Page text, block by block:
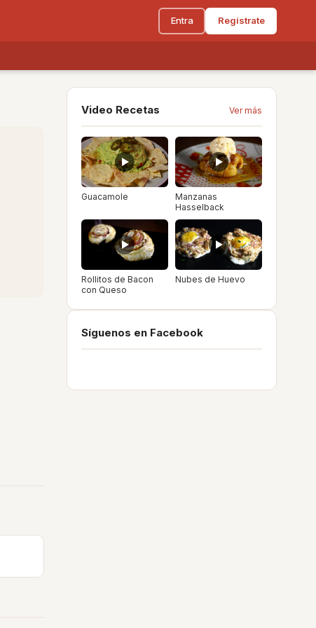
Entra Regístrate
Video Recetas Ver más
Guacamole
Manzanas
Hasselback
Rollitos de Bacon
con Queso
Nubes de Huevo
Síguenos en Facebook